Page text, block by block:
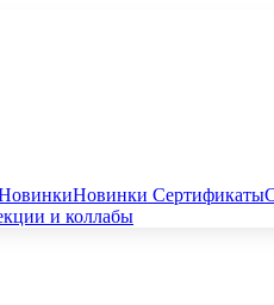
Новинки Сертификаты
и коллабы